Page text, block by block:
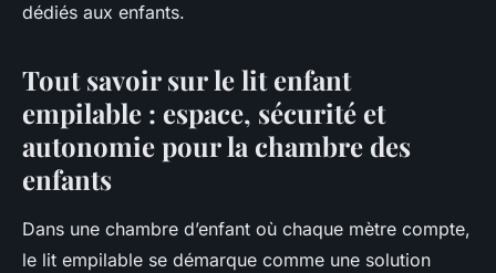
dédiés aux enfants.
Tout savoir sur le lit enfant
empilable : espace, sécurité et
autonomie pour la chambre des
enfants
Dans une chambre d’enfant où chaque mètre compte,
le lit empilable se démarque comme une solution